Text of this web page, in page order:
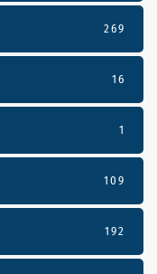
269
16
1
109
192